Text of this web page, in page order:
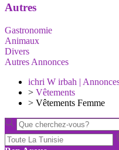
Autres
Gastronomie
Animaux
Divers
Autres Annonces
ichri W irbah |
> Vêtements
> Vêtements Femme